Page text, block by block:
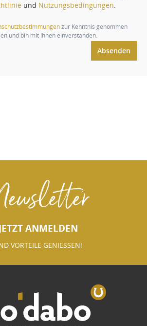
und Nutzungsbedingungen
zur Kenntnis genommen
und bin mit ihnen einverstanden.
Absenden
ANMELDEN
VORTEILE GENIESSEN!